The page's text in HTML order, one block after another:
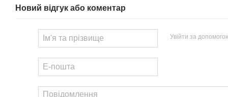
Новий відгук або коментар
Увійти за